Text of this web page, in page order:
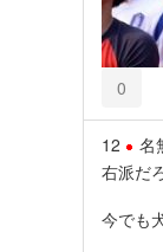
0
12 名
右派だ
今でも